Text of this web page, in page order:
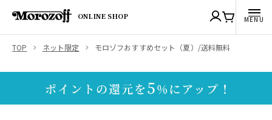
ONLINE SHOP
TOP ネット限定 モロゾフおすすめセット（夏）/送料無料